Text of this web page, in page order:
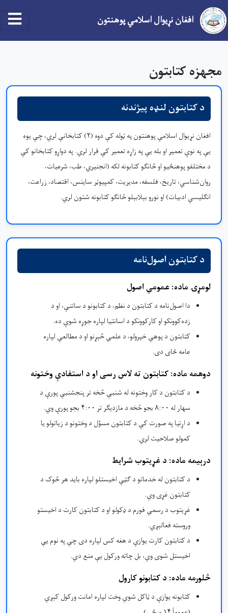
افغان نړیوال اسلامي پوهنتون
مجهزه کتابتون
د کتابتون لنډه پیژندنه
افغان نړیوال اسلامي پوهنتون په ټوله کې دوه (۲) کتابخانې لري، چې یوه
یې په نوې تعمير او بله یې په زاړه تعمير کې قرار لري. په دواړو کتابخانو کې
د مختلفو پوهنځیو او څانګو کتابونه لکه (انجنیري، طب، شرعیات،
روان‌شناسي، تاریخ، فلسفه، مدیریت، کمپیوټر ساینس، اقتصاد، زراعت،
انګلیسي ادبیات) او نورو بېلابېلو څانګو کتابونه شتون لري.
د کتابتون اصول‌نامه
لومړۍ ماده: عمومي اصول
دا اصول‌نامه د کتابتون د نظم، د کتابونو د ساتنې، او د
زده‌کوونکو او کارکوونکو د اسانتیا لپاره جوړه شوې ده.
کتابتون د پوهې خپرولو، د علمي څېړنو او د مطالعې لپاره
عامه ځای دی.
دوهمه ماده: کتابتون ته لاس رسی او د استفادې وختونه
د کتابتون د کار وختونه له شنبې څخه تر پنجشنبې پورې د
سهار له ۸:۰۰ بجو څخه د مازدیګر تر ۴:۰۰ بجو پورې وي.
د اړتیا په صورت کې د کتابتون مسؤل د وختونو د زیاتولو یا
کمولو صلاحیت لري.
درېیمه ماده: د غړيتوب شرایط
د کتابتون له خدماتو د ګټې اخیستلو لپاره باید هر څوک د
کتابتون غړی وي.
غړیتوب د رسمي فورم د ډکولو او د کتابتون کارت د اخیستو
وروسته فعالېږي.
د کتابتون کارت یوازې د هغه کس لپاره دی چې په نوم یې
اخیستل شوی وي، بل چاته ورکول یې منع دي.
څلورمه ماده: د کتابونو کارول
کتابونه یوازې د ټاکل شوي وخت لپاره امانت ورکول کېږي